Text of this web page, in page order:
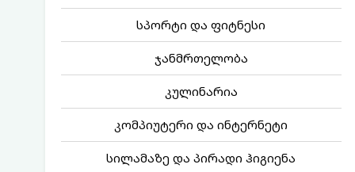
სპორტი და ფიტნესი
ჯანმრთელობა
კულინარია
კომპიუტერი და ინტერნეტი
სილამაზე და პირადი ჰიგიენა